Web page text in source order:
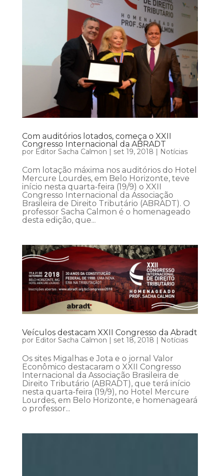
Com auditórios lotados, começa o XXII
Congresso Internacional da ABRADT
por Editor Sacha Calmon set 19, 2018 Notícias
Com lotação máxima nos auditórios do Hotel
Mercure Lourdes, em Belo Horizonte, teve
início nesta quarta-feira (19/9) o XXII
Congresso Internacional da Associação
Brasileira de Direito Tributário (ABRADT). O
professor Sacha Calmon é o homenageado
desta edição, que...
Veículos destacam XXII Congresso da Abradt
por Editor Sacha Calmon | set 18, 2018 | Notícias
Os sites Migalhas e Jota e o jornal Valor
Econômico destacaram o XXII Congresso
Internacional da Associação Brasileira de
Direito Tributário (ABRADT), que terá início
nesta quarta-feira (19/9), no Hotel Mercure
Lourdes, em Belo Horizonte, e homenageará
o professor...